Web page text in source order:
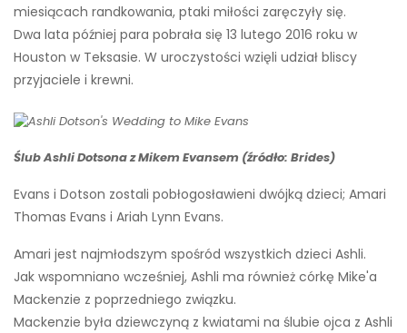
miesiącach randkowania, ptaki miłości zaręczyły się.
Dwa lata później para pobrała się 13 lutego 2016 roku w
Houston w Teksasie. W uroczystości wzięli udział bliscy
przyjaciele i krewni.
Ślub Ashli ​​Dotsona z Mikem Evansem (źródło: Brides)
Evans i Dotson zostali pobłogosławieni dwójką dzieci; Amari
Thomas Evans i Ariah Lynn Evans.
Amari jest najmłodszym spośród wszystkich dzieci Ashli.
Jak wspomniano wcześniej, Ashli ​​ma również córkę Mike'a
Mackenzie z poprzedniego związku.
Mackenzie była dziewczyną z kwiatami na ślubie ojca z Ashli